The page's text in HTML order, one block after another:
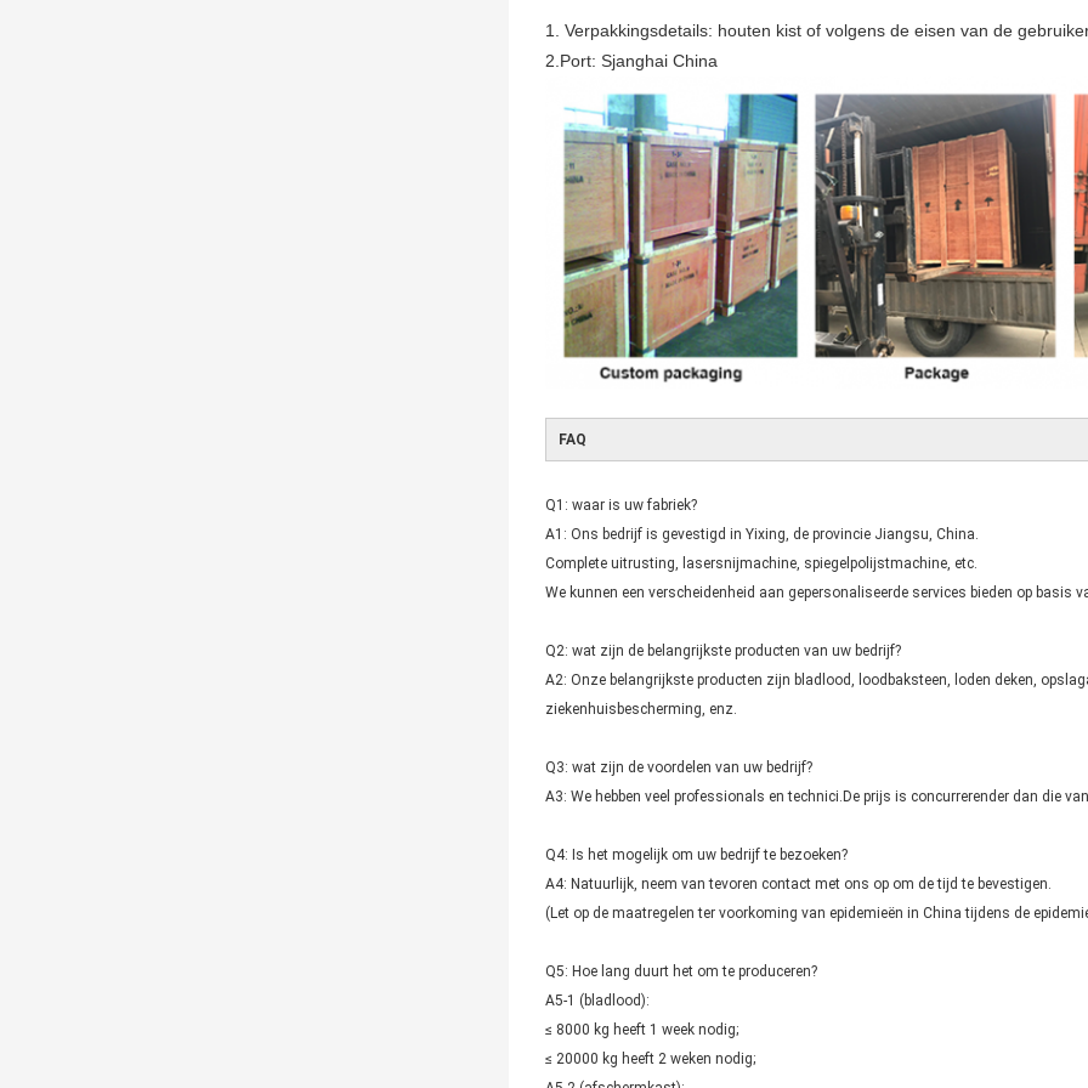
1. Verpakkingsdetails: houten kist of volgens de eisen van de
2.Port: Sjanghai China
FAQ
Q1: waar is uw fabriek?
A1: Ons bedrijf is gevestigd in Yixing, de provincie Jiangsu, China.
Complete uitrusting, lasersnijmachine, spiegelpolijstmachine, etc.
We kunnen een verscheidenheid aan gepersonaliseerde services bieden op basis
Q2: wat zijn de belangrijkste producten van uw bedrijf?
A2: Onze belangrijkste producten zijn bladlood, loodbaksteen, loden deken,
ziekenhuisbescherming, enz.
Q3: wat zijn de voordelen van uw bedrijf?
A3: We hebben veel professionals en technici.De prijs is concurrerender dan die
Q4: Is het mogelijk om uw bedrijf te bezoeken?
A4: Natuurlijk, neem van tevoren contact met ons op om de tijd te bevestigen.
(Let op de maatregelen ter voorkoming van epidemieën in China tijdens de
Q5: Hoe lang duurt het om te produceren?
A5-1 (bladlood):
≤ 8000 kg heeft 1 week nodig;
≤ 20000 kg heeft 2 weken nodig;